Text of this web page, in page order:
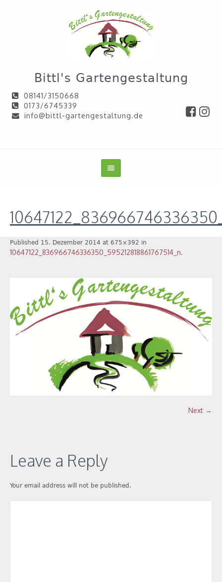
Bittl's Gartengestaltung
08141/3150668
0173/6745339
info@bittl-gartengestaltung.de
Published 15. Dezember 2014 at 675×392 in
10647122_836966746336350_595212818861767514_n.
Next →
Leave a Reply
Your email address will not be published.